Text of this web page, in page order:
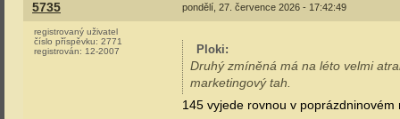
5735 pondělí, 27. července 2026 - 17:42:49
registrovaný uživatel
číslo příspěvku: 2771
registrován: 12-2007 Ploki:
Druhý zmíněná má na léto velmi
marketingový tah.
145 vyjede rovnou v poprázdninovém